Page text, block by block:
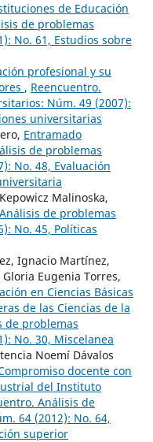
de Educación
de problemas
No. 61, Estudios sobre
profesional y su
, Reencuentro.
Núm. 49 (2007):
universitarias
Entramado
de problemas
No. 48, Evaluación
Malinoska,
de problemas
No. 45, Políticas
Ignacio Martínez,
Eugenia Torres,
en Ciencias Básicas
de las Ciencias de la
de problemas
No. 30, Miscelanea
Noemí Dávalos
docente con
del Instituto
Análisis de
64 (2012): No. 64,
superior